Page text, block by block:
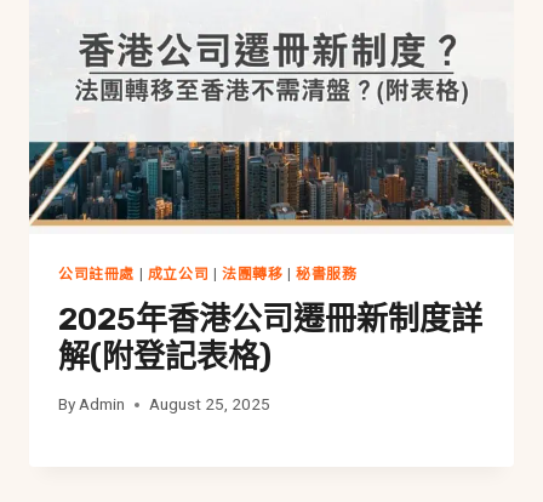
公司註冊處 | 成立公司 | 法團轉移 |秘書服務
2025年香港公司遷冊新制度詳
解(附登記表格)
By Admin August 25, 2025